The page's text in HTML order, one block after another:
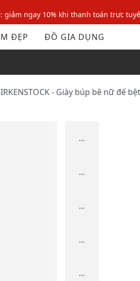
giảm ngay 10% khi thanh toán trực
- Giảm 10% đơn đầu cho thành viên
giảm ngay 10% khi thanh toán trực
ĐẸP ĐỒ GIA DỤNG
BIRKENSTOCK - Giày búp bê nữ đế
...
...
...
...
...